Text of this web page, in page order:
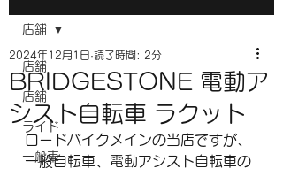
店舗
店舗
ライド
一般車
店舗
BRIDGESTONE 電動ア
シスト自転車 ラクット
2024年12月1日 読了時間: 2分
ロードバイクメインの当店ですが、
一般自転車、電動アシスト自転車の